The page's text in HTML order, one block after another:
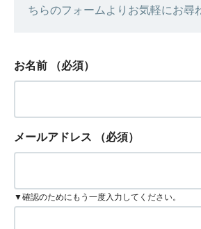
ちらのフォームよりお気軽にお尋
お名前 （必須）
メールアドレス （必須）
▼確認のためにもう一度入力してください。